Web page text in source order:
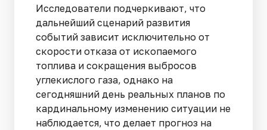
Исследователи подчеркивают, что
дальнейший сценарий развития
событий зависит исключительно от
скорости отказа от ископаемого
топлива и сокращения выбросов
углекислого газа, однако на
сегодняшний день реальных планов по
кардинальному изменению ситуации не
наблюдается, что делает прогноз на